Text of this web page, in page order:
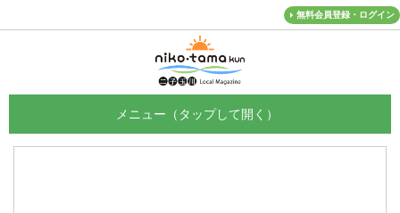
無料会員登録・ログイン
メニュー